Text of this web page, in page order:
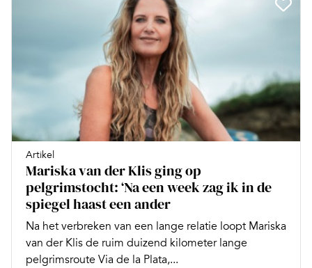
Artikel
Mariska van der Klis ging op
pelgrimstocht: ‘Na een week zag ik in de
spiegel haast een ander
Na het verbreken van een lange relatie loopt Mariska
van der Klis de ruim duizend kilometer lange
pelgrimsroute Via de la Plata,...